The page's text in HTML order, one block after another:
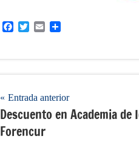
FacebookTwitterEmail
Navegación
de
entradas
Entrada anterior
Descuento en Academia de
Forencur